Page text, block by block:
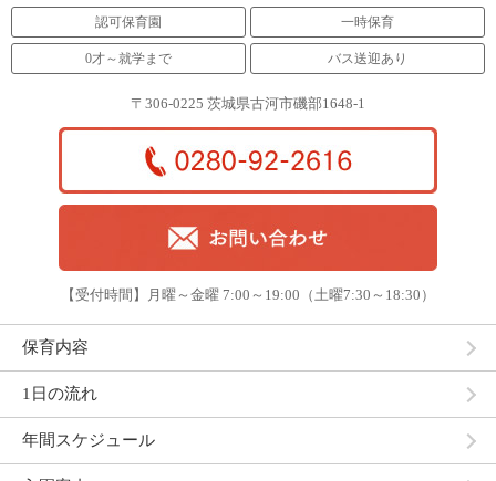
認可保育園 一時保育
0才～就学まで バス送迎あり
〒306-0225 茨城県古河市磯部1648-1
【受付時間】月曜～金曜 7:00～19:00（土曜7:30～18:30）
保育内容
1日の流れ
年間スケジュール